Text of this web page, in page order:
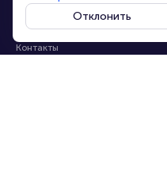
Персональные данные
О компании
Контакты
Отклонить